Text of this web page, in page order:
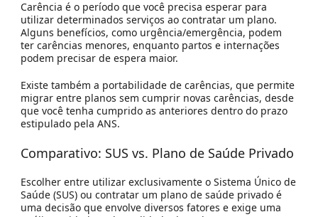
Carência é o período que você precisa esperar para
utilizar determinados serviços ao contratar um plano.
Alguns benefícios, como urgência/emergência, podem
ter carências menores, enquanto partos e internações
podem precisar de espera maior.
Existe também a portabilidade de carências, que permite
migrar entre planos sem cumprir novas carências, desde
que você tenha cumprido as anteriores dentro do prazo
estipulado pela ANS.
Comparativo: SUS vs. Plano de Saúde Privado
Escolher entre utilizar exclusivamente o Sistema Único de
Saúde (SUS)ou contratar um plano de saúde privadoé
uma decisão que envolve diversos fatores e exige uma